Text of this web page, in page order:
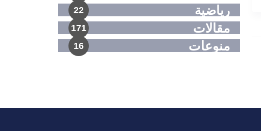
رياضية 22
مقالات 171
منوعات 16